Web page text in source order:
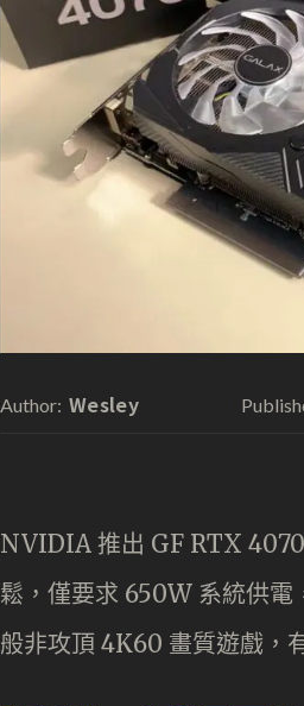
Author: Wesley
NVIDIA 推出 GF RTX
鬆，僅要求 650W 系統供電
般非攻頂 4K60 畫質遊戲，